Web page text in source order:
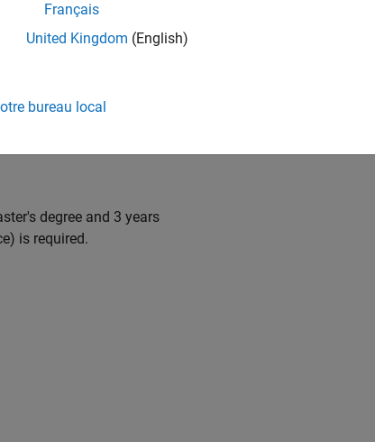
phase
Code completeness)
degree and 3 years
is required.
Français
United Kingdom (English)
bureau local